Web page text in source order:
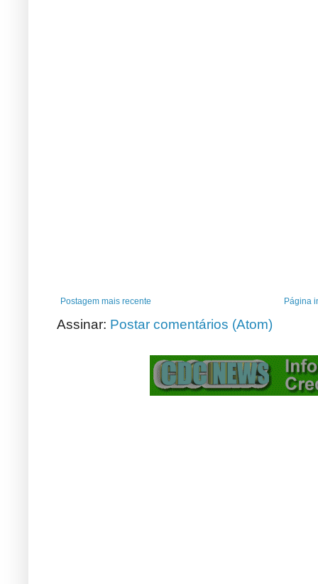
Postagem mais recente Página
Assinar: Postar comentários (Atom)